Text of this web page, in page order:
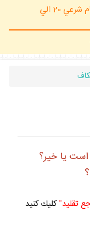
(ساعت پاسخگوي احكام شرعي 20 الي
يا خير؟
تقليد"كليك كنيد